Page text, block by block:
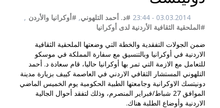
03.03.2014 - 23:44 #د. أحمد التلهوني, #أوكرانيا والأردن ,
#الملحقية الثقافية الأردنية لدى أوكرانيا
ضمن الجولات التفقدية والخطة التي وضعتها الملحقية الثقافية
الاردنية في أوكرانيا وبالتنسيق مع سفارة المملكة في موسكو
للتعامل مع الازمة التي تمر بها أوكرانيا حاليا، قام سعادة د. أحمد
التلهوني المستشار الثقافي الاردني في العاصمة كييف بزيارة مدينة
دونيتسك الاوكرانية وجامعتها الطبية الحكومية يوم الخميس الماضي
الموافق 27 شباط/فبراير المنصرم، وذلك لتفقد أحوال الجالية
الاردنية وأوضاع الطلبة هناك.